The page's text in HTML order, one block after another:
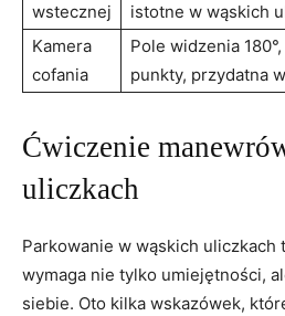
wstecznej
istotne w wąskich
Kamera
cofania
Pole widzenia
punkty, przydatna
Ćwiczenie
uliczkach
Parkowanie w wąskich uliczkach
wymaga nie tylko umiejętności,
siebie. Oto kilka wskazówek,